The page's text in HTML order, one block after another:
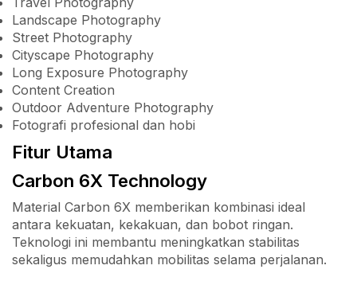
Landscape Photography
Street Photography
Cityscape Photography
Long Exposure Photography
Content Creation
Outdoor Adventure Photography
Fotografi profesional dan hobi
Fitur Utama
Carbon 6X Technology
Material Carbon 6X memberikan kombinasi ideal
antara kekuatan, kekakuan, dan bobot ringan.
Teknologi ini membantu meningkatkan stabilitas
sekaligus memudahkan mobilitas selama perjalanan.